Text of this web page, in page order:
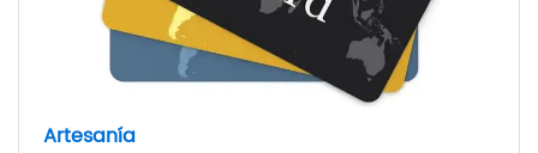
Artesanía